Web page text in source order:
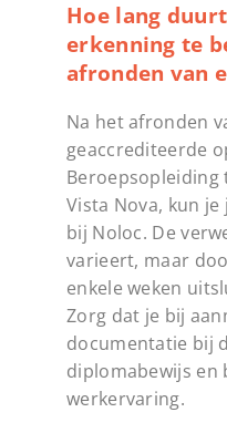
Hoe lang
erkenning te
afronden van
Na het afronden
geaccrediteerde
Beroepsopleiding
Vista Nova, kun
bij Noloc. De
varieert, maar
enkele weken
Zorg dat je bij
documentatie bij
diplomabewijs en
werkervaring.